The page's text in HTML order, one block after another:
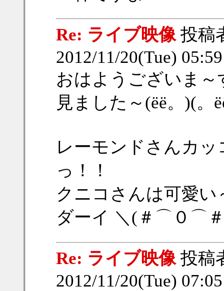
Re: ライブ映像投稿
2012/11/20(Tue)
おはようございま～
見ました～(ёё。)(。
レーモンドさんカ
っ！！
クニコさんは可愛い
ダーイ ＼(＃⌒０⌒
Re: ライブ映像投稿
2012/11/20(Tue)